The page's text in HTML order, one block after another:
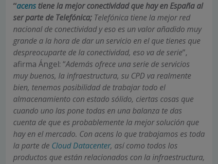
“acens tiene la mejor conectividad que hay en España al
ser parte de Telefónica; Telefónica tiene la mejor red
nacional de conectividad y eso es un valor añadido muy
grande a la hora de dar un servicio en el que tienes que
despreocuparte de la conectividad, eso va de serie”,
afirma Ángel: “Además ofrece una serie de servicios
muy buenos, la infraestructura, su CPD va realmente
bien, tenemos posibilidad de trabajar todo el
almacenamiento con estado sólido, ciertas cosas que
cuando uno las pone todas en una balanza te das
cuenta de que es probablemente la mejor solución que
hay en el mercado. Con acens lo que trabajamos es toda
la parte de Cloud Datacenter, así como todos los
productos que están relacionados con la infraestructura,